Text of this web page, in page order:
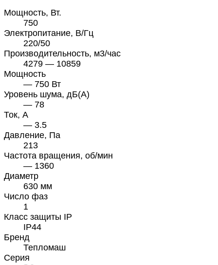
Мощность, Вт.
750
Электропитание, В/Гц
220/50
Производительность, м3/час
4279 — 10859
Мощность
— 750 Вт
Уровень шума, дБ(А)
— 78
Ток, А
— 3.5
Давление, Па
213
Частота вращения, об/мин
— 1360
Диаметр
630 мм
Число фаз
1
Класс защиты IP
IP44
Бренд
Тепломаш
Серия